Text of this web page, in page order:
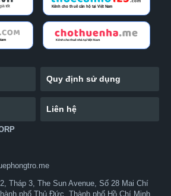
Quy định sử dụng
Liên hệ
Tháp 3, The Sun Avenue, Số 28 Mai Chí